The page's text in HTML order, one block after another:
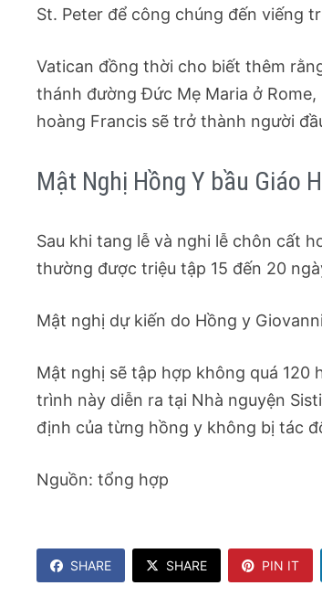
St. Peter để công chúng đến viếng
Vatican đồng thời cho biết thêm
thánh đường Đức Mẹ Maria ở
hoàng Francis sẽ trở thành người
Mật Nghị Hồng Y bầu Giáo
Sau khi tang lễ và nghi lễ chôn cất
thường được triệu tập 15 đến 20
Mật nghị dự kiến do Hồng y
Mật nghị sẽ tập hợp không quá 120
trình này diễn ra tại Nhà nguyện
định của từng hồng y không bị tác
Nguồn: tổng hợp
SHARE SHARE PIN IT